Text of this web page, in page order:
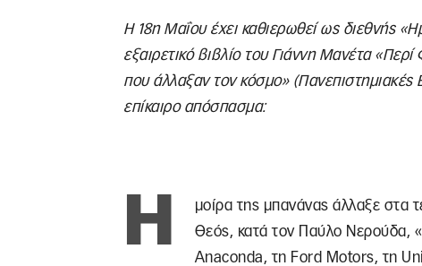
Η 18η Μαΐου έχει καθιερωθεί ως διεθνής
εξαιρετικό βιβλίο του Γιάννη Μανέτα
που άλλαξαν τον κόσμο»
επίκαιρο απόσπασμα:
Η
μοίρα της μπανάνας άλλαξε στα
Θεός, κατά τον Παύλο Νερούδα,
Anaconda, τη Ford Motors, τη